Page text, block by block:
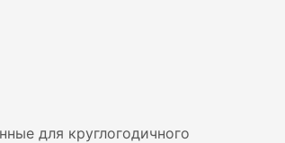
для круглогодичного